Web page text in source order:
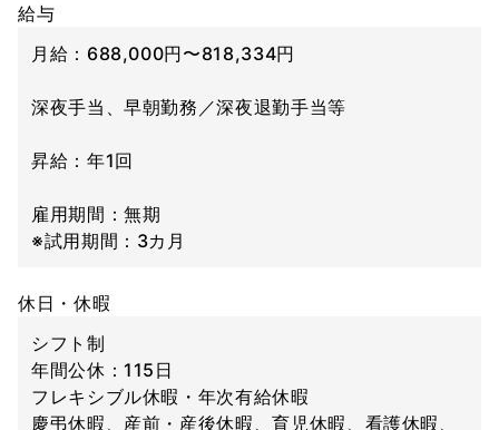
給与
月給：688,000円〜818,334円
深夜手当、早朝勤務／深夜退勤手当等
昇給：年1回
雇用期間：無期
※試用期間：3カ月
休日・休暇
シフト制
年間公休：115日
フレキシブル休暇・年次有給休暇
慶弔休暇、産前・産後休暇、育児休暇、看護休暇、